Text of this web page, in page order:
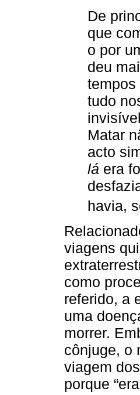
De
que
o por
deu
tempos
tudo
Matar
acto
lá era
havia,
viagens
como
referido, a
uma
morrer.
cônjuge, o
viagem
porque